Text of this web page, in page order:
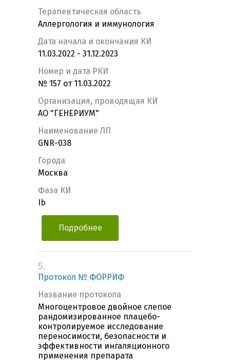
Терапевтическая область
Аллергология и иммунология
Дата начала и окончания КИ
11.03.2022 - 31.12.2023
Номер и дата РКИ
№ 157 от 11.03.2022
Организация, проводящая КИ
АО "ГЕНЕРИУМ"
Наименование ЛП
GNR-038
Города
Москва
Фаза КИ
Ib
Подробнее
5.
Протокол № ФОРРИФ
Название протокола
Многоцентровое двойное слепое
рандомизированное плацебо-
контролируемое исследование
переносимости, безопасности и
эффективности ингаляционного
применения препарата